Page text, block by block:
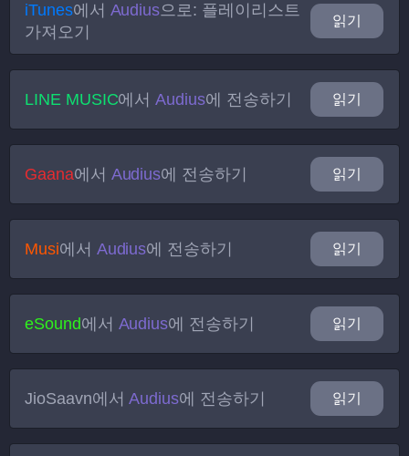
iTunes에서 Audius으로: 플레이리스트
가져오기
읽기
LINE MUSIC에서Audius에 전송하기 읽기
Gaana에서 Audius에 전송하기 읽기
Musi에서 Audius에 전송하기 읽기
eSound에서 Audius에 전송하기 읽기
JioSaavn에서Audius에 전송하기 읽기